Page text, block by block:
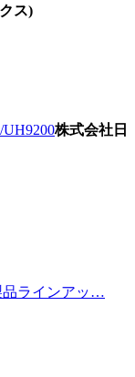
ス)
株式会社日
品ラインアッ…